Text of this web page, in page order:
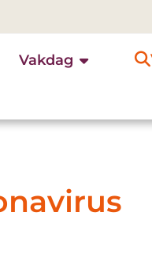
Vakdag